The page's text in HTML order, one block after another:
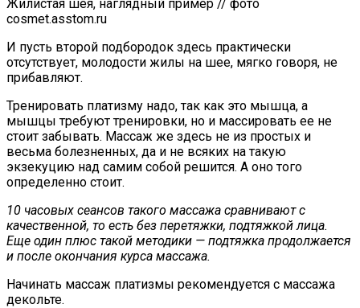
Жилистая шея, наглядный пример // фото
cosmet.asstom.ru
И пусть второй подбородок здесь практически
отсутствует, молодости жилы на шее, мягко говоря, не
прибавляют.
Тренировать платизму надо, так как это мышца, а
мышцы требуют тренировки, но и массировать ее не
стоит забывать. Массаж же здесь не из простых и
весьма болезненных, да и не всяких на такую
экзекуцию над самим собой решится. А оно того
определенно стоит.
10 часовых сеансов такого массажа сравнивают с
качественной, то есть без перетяжки, подтяжкой лица.
Еще один плюс такой методики — подтяжка продолжается
и после окончания курса массажа.
Начинать массаж платизмы рекомендуется с массажа
декольте.